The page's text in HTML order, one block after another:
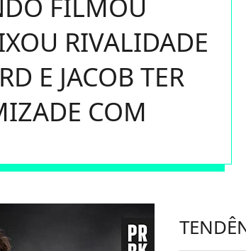
FILMOU
RIVALIDADE
E JACOB TER
COM